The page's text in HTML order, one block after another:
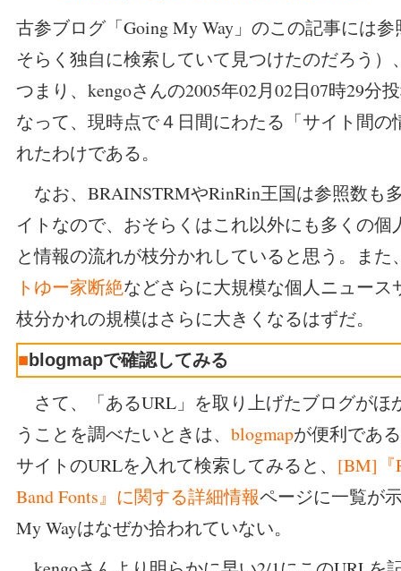
古参ブログ「Going My Way」のこの記事には
そらく独自に検索していて見つけたのだろう）
つまり、kengoさんの2005年02月02日07時29分
なって、現時点で４日間にわたる「サイト間の
れたわけである。
なお、BRAINSTRMやRinRin王国は参照数も
イトなので、おそらくはこれ以外にも多くの個
と情報の流れが枝分かれしていると思う。また
トゆー家断絶などさらに大規模な個人ニュース
枝分かれの規模はさらに大きくなるはずだ。
■ blogmapで確認してみる
さて、「あるURL」を取り上げたブログがほ
うことを調べたいときは、 blogmapが便利であ
サイトのURLを入れて検索してみると、 [BM]『
Band Fonts』に関する詳細情報ページに一覧が
My Wayはなぜか拾われていない。